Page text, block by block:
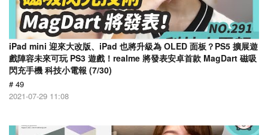
iPad mini 迎來大改版、iPad 也將升級為 OLED 面板？PS5 擴展遊
戲陣容未來可玩 PS3 遊戲！realme 將發表安卓首款 MagDart 磁吸
閃充手機 科技小電報 (7/30)
# 49
2021-07-29 11:08